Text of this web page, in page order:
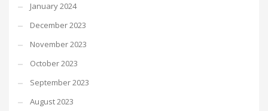
January 2024
December 2023
November 2023
October 2023
September 2023
August 2023